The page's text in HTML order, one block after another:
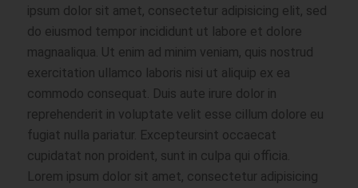
ipsum dolor sit amet, consectetur adipisicing elit, sed
do eiusmod tempor incididunt ut labore et dolore
magnaaliqua. Ut enim ad minim veniam, quis nostrud
exercitation ullamco laboris nisi ut aliquip ex ea
commodo consequat. Duis aute irure dolor in
reprehenderit in voluptate velit esse cillum dolore eu
fugiat nulla pariatur. Excepteursint occaecat
cupidatat non proident, sunt in culpa qui officia.
Lorem ipsum dolor sit amet, consectetur adipisicing